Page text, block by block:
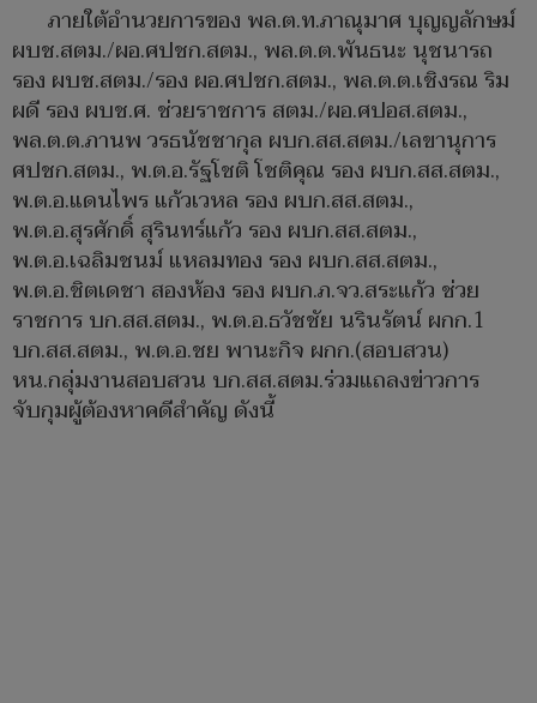
ภายใต้อำนวยการของ พล.ต.ท.ภาณุมาศ บุญญลักษม์
ผบช.สตม./ผอ.ศปชก.สตม., พล.ต.ต.พันธนะ นุชนารถ
รอง ผบช.สตม./รอง ผอ.ศปชก.สตม., พล.ต.ต.เชิงรณ ริม
ผดี รอง ผบช.ศ. ช่วยราชการ สตม./ผอ.ศปอส.สตม.,
พล.ต.ต.ภานพ วรธนัชชากุล ผบก.สส.สตม./เลขานุการ
ศปชก.สตม., พ.ต.อ.รัฐโชติ โชติคุณ รอง ผบก.สส.สตม.,
พ.ต.อ.แดนไพร แก้วเวหล รอง ผบก.สส.สตม.,
พ.ต.อ.สุรศักดิ์ สุรินทร์แก้ว รอง ผบก.สส.สตม.,
พ.ต.อ.เฉลิมชนม์ แหลมทอง รอง ผบก.สส.สตม.,
พ.ต.อ.ชิตเดชา สองห้อง รอง ผบก.ภ.จว.สระแก้ว ช่วย
ราชการ บก.สส.สตม., พ.ต.อ.ธวัชชัย นรินรัตน์ ผกก.1
บก.สส.สตม., พ.ต.อ.ชย พานะกิจ ผกก.(สอบสวน)
หน.กลุ่มงานสอบสวน บก.สส.สตม.ร่วมแถลงข่าวการ
จับกุมผู้ต้องหาคดีสำคัญ ดังนี้